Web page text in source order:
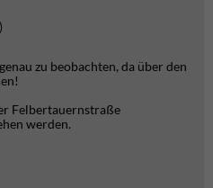
zu beobachten, da über den
Felbertauernstraße
werden.